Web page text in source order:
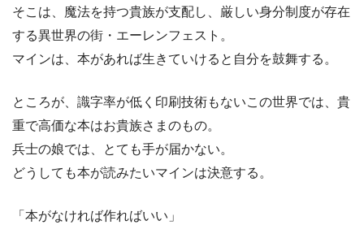
そこは、魔法を持つ貴族が支配し、厳しい身分制度が存在
する異世界の街・エーレンフェスト。
マインは、本があれば生きていけると自分を鼓舞する。
ところが、識字率が低く印刷技術もないこの世界では、貴
重で高価な本はお貴族さまのもの。
兵士の娘では、とても手が届かない。
どうしても本が読みたいマインは決意する。
「本がなければ作ればいい」